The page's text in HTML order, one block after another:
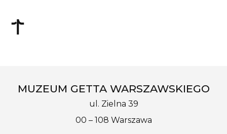
MUZEUM GETTA WARSZAWSKIEGO
ul. Zielna 39
00 – 108 Warszawa